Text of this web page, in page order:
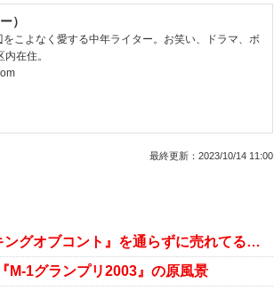
）
こよなく愛する中年ライター。お笑い、ドラマ、ボ
在住。
最終更新： 2023/10/14 11:00
賞レースなんていらない!? 『M-1』『キングオブコント』を通らずに売れてる芸人たち
M-1グランプリ2003』の原風景